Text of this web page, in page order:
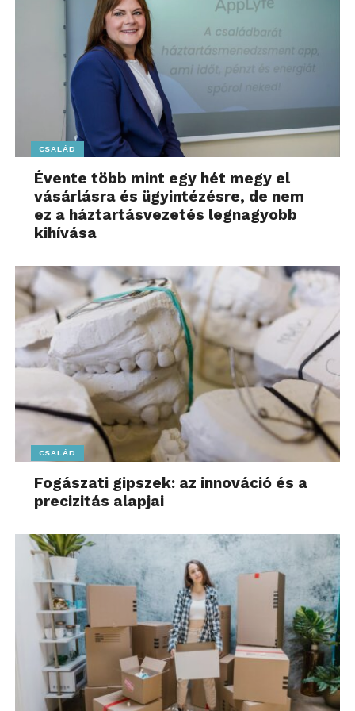
eredményeket érhessenek el.
„Az év természetfotósa
pályázat életének új
fejezete mérföldkő a
hazai természetfotózás
történetében. Hisszük,
hogy az összefogás még
nagyobb lehetőségeket
nyit meg a fotósok előtt,
és segít abban, hogy
alkotásaik minél
szélesebb közönséghez
eljussanak”
– mondta Gaál Péter.
A köszöntőket követően Fáth Péter
, Az év
természetfotósa pályázat korábbi szervezője,a
naturArt – Magyar Természetfotósok
Szövetségének elnöketartott előadást a pályázat
több évtizedes történetéről, kulisszatitkokról és az
Az idei év erős szakmai zsűrit vonultatott fel,
melynek egyik különlegessége az volt, hogy az
ország három legelismertebb természetfotósa,
Máté Bence
Daróczi CsabaésPotyó Imreelső
ízben ültek mindhárman a zsűri oldalán. Mellettük
olyan szakmai nevek vettek részt a pontozásban,
mint
CSALÁD
Évente több mint egy hét megy el
vásárlásra és ügyintézésre, de nem
ez a háztartásvezetés legnagyobb
kihívása
CSALÁD
Fogászati gipszek: az innováció és a
precizitás alapjai